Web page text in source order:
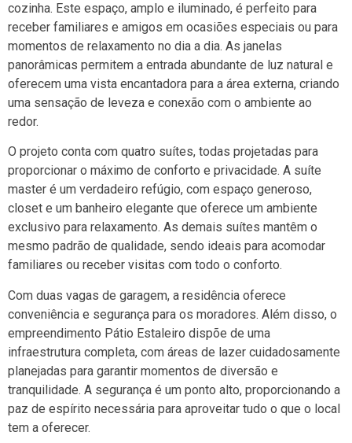
cozinha. Este espaço, amplo e iluminado, é perfeito para
receber familiares e amigos em ocasiões especiais ou para
momentos de relaxamento no dia a dia. As janelas
panorâmicas permitem a entrada abundante de luz natural e
oferecem uma vista encantadora para a área externa, criando
uma sensação de leveza e conexão com o ambiente ao
redor.
O projeto conta com quatro suítes, todas projetadas para
proporcionar o máximo de conforto e privacidade. A suíte
master é um verdadeiro refúgio, com espaço generoso,
closet e um banheiro elegante que oferece um ambiente
exclusivo para relaxamento. As demais suítes mantêm o
mesmo padrão de qualidade, sendo ideais para acomodar
familiares ou receber visitas com todo o conforto.
Com duas vagas de garagem, a residência oferece
conveniência e segurança para os moradores. Além disso, o
empreendimento Pátio Estaleiro dispõe de uma
infraestrutura completa, com áreas de lazer cuidadosamente
planejadas para garantir momentos de diversão e
tranquilidade. A segurança é um ponto alto, proporcionando a
paz de espírito necessária para aproveitar tudo o que o local
tem a oferecer.